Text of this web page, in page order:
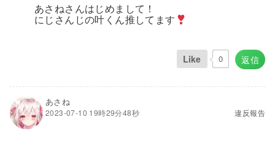
あさねさんはじめまして！
にじさんじの叶くん推してます
返信
Like 0
あさね
2023-07-10 19時29分48秒 違反報告